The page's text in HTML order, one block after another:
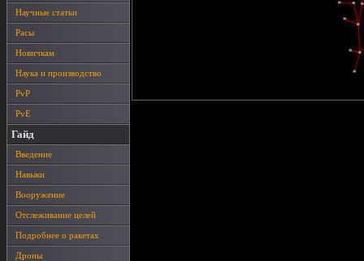
Научные статьи
Расы
Новичкам
Наука и производство
PvP
PvE
Гайд
Введение
Навыки
Вооружение
Отслеживание целей
Подробнее о ракетах
Дроны